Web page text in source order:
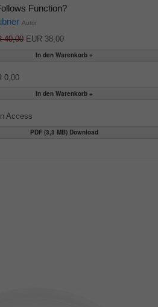
Function?
Autor
40,00EUR 38,00
0,00
Access
PDF (3,3 MB) Download